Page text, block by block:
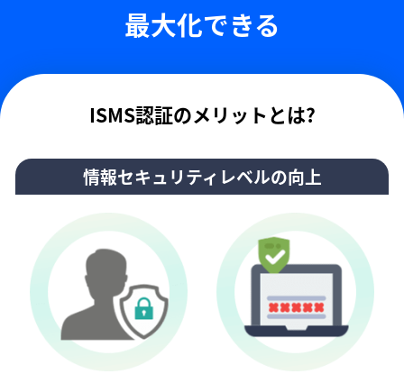
最大化できる
ISMS認証のメリットとは?
情報セキュリティレベルの向上